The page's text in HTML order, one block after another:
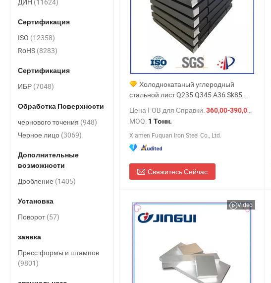
Холоднокатаный углеродный
стальной лист Q235 Q345 A36 Sk85
Строительные металлические листы
цена за тонну
Цена FOB для Справки:360,00-390,00 $
/
MOQ: 1 Тонн.
Xiamen Fuquan Iron Steel Co., Ltd.
Свяжитесь Сейчас
Video
Сертификация
ISO (12358)
RoHS (8283)
Сертификация
ИБР (7048)
Обработка Поверхности
чернового точения (948)
Черное лицо (3069)
Дополнительные
возможности
Дробление (1405)
Установка
Поворот(57)
заявка
Пресс-формы и штампов
(9801)